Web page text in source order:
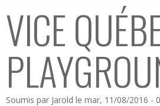
VICE
Soumis par Jarold le mar, 11/08/2016 -